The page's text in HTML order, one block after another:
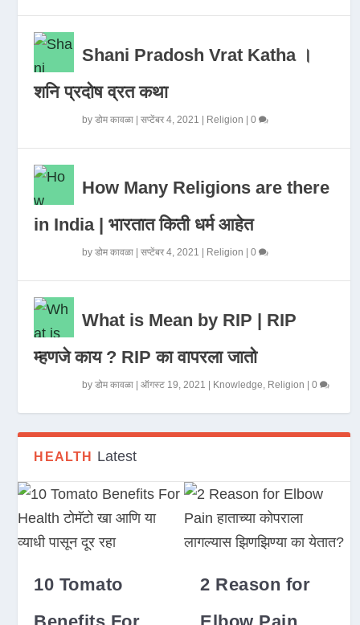
Shani Pradosh Vrat Katha ।
शनि प्रदोष व्रत कथा
byडोम कावळा |सप्टेंबर 4, 2021 Religion |0
How Many Religions are there
in India | भारतात किती धर्म आहेत
byडोम कावळा |सप्टेंबर 4, 2021 Religion |0
What is Mean by RIP | RIP
म्हणजे काय ? RIP का वापरला जातो
byडोम कावळा |ऑगस्ट 19, 2021 Knowledge, Religion |0
HEALTH Latest
10 Tomato
2 Reason for